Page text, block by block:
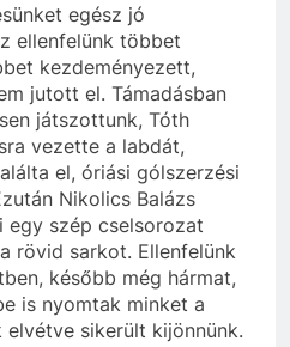
egész jó
ellenfelünk többet
kezdeményezett,
jutott el. Támadásban
játszottunk, Tóth
vezette a labdát,
el, óriási gólszerzési
Nikolics Balázs
egy szép cselsorozat
rövid sarkot. Ellenfelünk
később még hármat,
is nyomtak minket a
sikerült kijönnünk.